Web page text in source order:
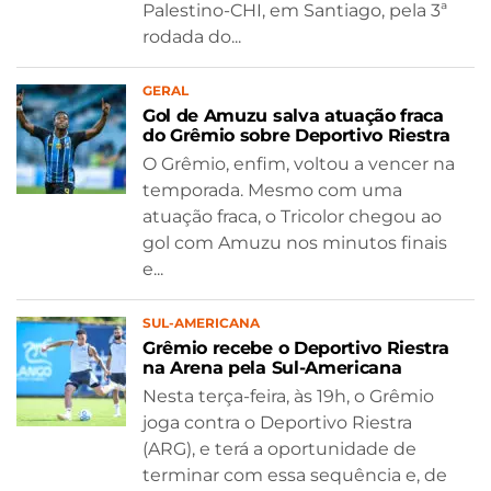
Palestino-CHI, em Santiago, pela 3ª
rodada do...
GERAL
Gol de Amuzu salva atuação fraca
do Grêmio sobre Deportivo Riestra
O Grêmio, enfim, voltou a vencer na
temporada. Mesmo com uma
atuação fraca, o Tricolor chegou ao
gol com Amuzu nos minutos finais
e...
SUL-AMERICANA
Grêmio recebe o Deportivo Riestra
na Arena pela Sul-Americana
Nesta terça-feira, às 19h, o Grêmio
joga contra o Deportivo Riestra
(ARG), e terá a oportunidade de
terminar com essa sequência e, de